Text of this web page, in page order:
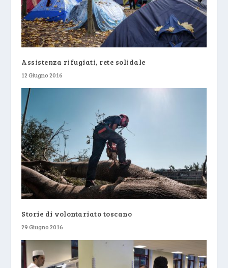
Assistenza rifugiati, rete solidale
12 Giugno 2016
Storie di volontariato toscano
29 Giugno 2016